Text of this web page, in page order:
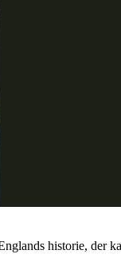
historie, der